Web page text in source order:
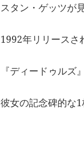
スタン・ゲッツが
1992年リリースさ
『ディードゥルズ』
彼女の記念碑的な1